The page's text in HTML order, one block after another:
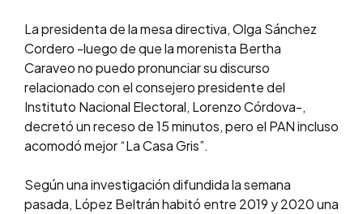
La presidenta de la mesa directiva, Olga Sánchez
Cordero -luego de que la morenista Bertha
Caraveo no puedo pronunciar su discurso
relacionado con el consejero presidente del
Instituto Nacional Electoral, Lorenzo Córdova-,
decretó un receso de 15 minutos, pero el PAN incluso
acomodó mejor “La Casa Gris”.
Según una investigación difundida la semana
pasada, López Beltrán habitó entre 2019 y 2020 una